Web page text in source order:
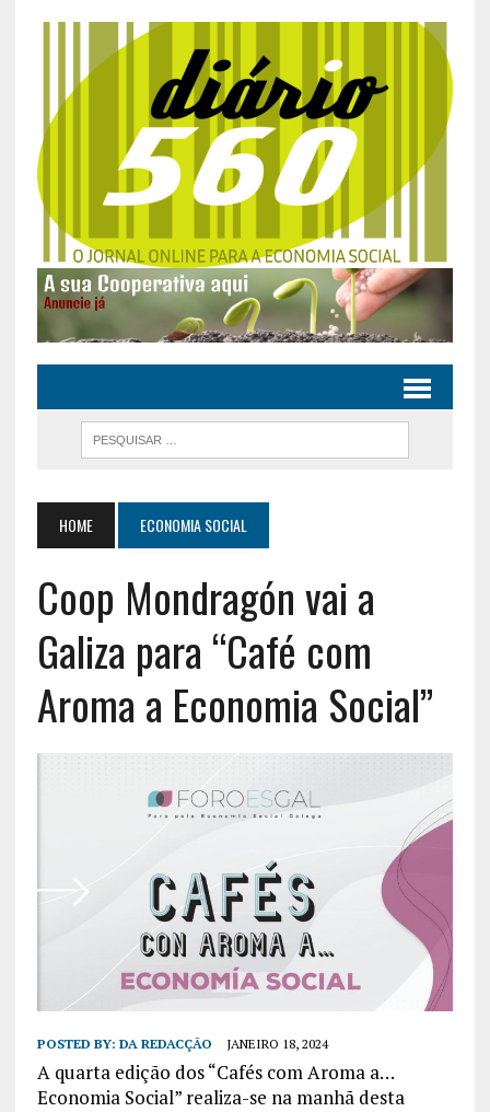
HOME ECONOMIA SOCIAL
Coop Mondragón vai a
Galiza para “Café com
Aroma a Economia Social”
POSTED BY: DA REDACÇÃO JANEIRO 18, 2024
A quarta edição dos “Cafés com Aroma a…
Economia Social” realiza-se na manhã desta